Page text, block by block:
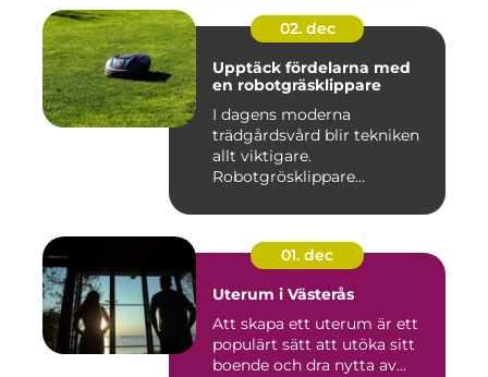
02. dec
Upptäck fördelarna med
en robotgräsklippare
I dagens moderna
trädgårdsvård blir tekniken
allt viktigare.
Robotgrösklippare...
01. dec
Uterum i Västerås
Att skapa ett uterum är ett
populärt sätt att utöka sitt
boende och dra nytta av...